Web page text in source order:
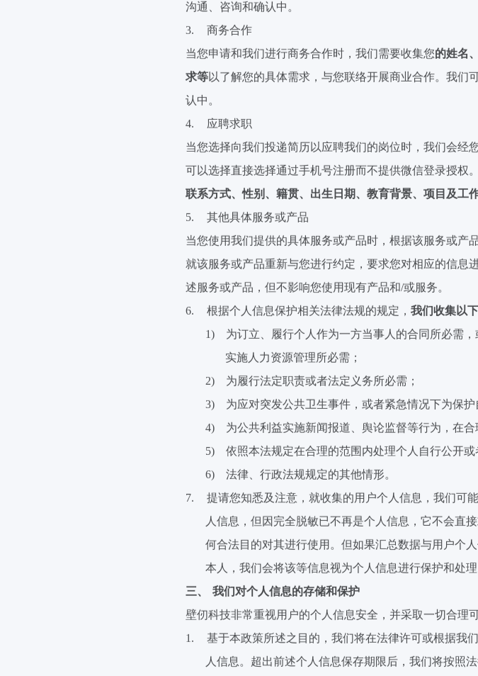
沟通、咨询和确认中。
3.
商务合作
当您申请和我们进行商务合作时，我们需要收集您的姓名
求等以了解您的具体需求，与您联络开展商业合作。我们
认中。
4.
应聘求职
当您选择向我们投递简历以应聘我们的岗位时，我们会经
可以选择直接选择通过手机号注册而不提供微信登录授权
联系方式、性别、籍贯、出生日期、教育背景、项目及工
5.
其他具体服务或产品
当您使用我们提供的具体服务或产品时，根据该服务或产
就该服务或产品重新与您进行约定，要求您对相应的信息
述服务或产品，但不影响您使用现有产品和/或服务。
6.
根据个人信息保护相关法律法规的规定， 我们收集以
1)
为订立、履行个人作为一方当事人的合同所必需
实施人力资源管理所必需；
2)
为履行法定职责或者法定义务所必需；
3)
为应对突发公共卫生事件，或者紧急情况下为保
4)
为公共利益实施新闻报道、舆论监督等行为，在合
5)
依照本法规定在合理的范围内处理个人自行公开
6)
法律、行政法规规定的其他情形。
7.
提请您知悉及注意，就收集的用户个人信息，我们可
人信息，但因完全脱敏已不再是个人信息，它不会直
何合法目的对其进行使用。但如果汇总数据与用户个
本人，我们会将该等信息视为个人信息进行保护和处理
三、
我们对个人信息的存储和保护
壁仞科技非常重视用户的个人信息安全，并采取一切合理
1.
基于本政策所述之目的，我们将在法律许可或根据我
人信息。超出前述个人信息保存期限后，我们将按照